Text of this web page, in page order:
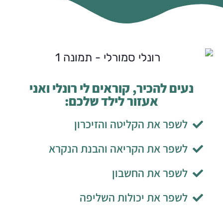
נעים להכיר, קוראים לי רונלי ואני
אעזור לילד שלכם:
לשפר את הקליטה והזיכרון
לשפר את הקריאה והבנת הנקרא
לשפר את החשבון
לשפר את יכולות השליפה